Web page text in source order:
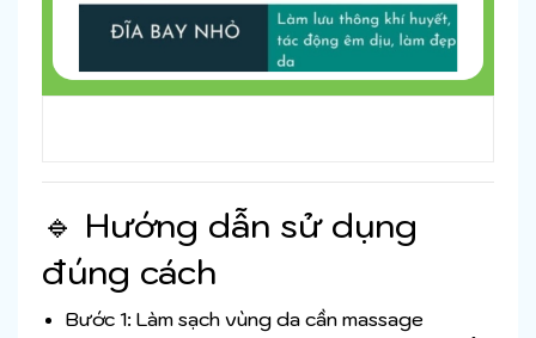
🔹 Hướng dẫn sử dụng
đúng cách
Bước 1: Làm sạch vùng da cần massage